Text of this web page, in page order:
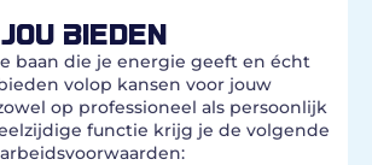
BIEDEN
baan die je energie geeft en écht
volop kansen voor jouw
op professioneel als persoonlijk
functie krijg je de volgende